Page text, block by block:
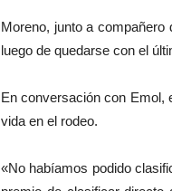
Moreno, junto a
luego de quedarse con el
En conversación con Emol,
vida en el rodeo.
«No habíamos podido